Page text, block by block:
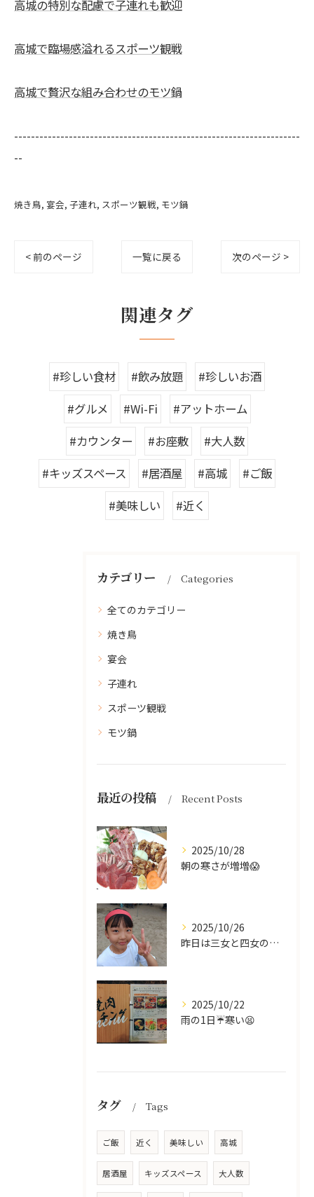
高城の特別な配慮で子連れも歓迎
高城で臨場感溢れるスポーツ観戦
高城で贅沢な組み合わせのモツ鍋
--------------------------------------------------------------------
--
焼き鳥 宴会 子連れ スポーツ観戦 モツ鍋
< 前のページ 一覧に戻る 次のページ >
関連タグ
#珍しい食材 #飲み放題
#珍しいお酒
#グルメ
#Wi-Fi
#アットホーム
#カウンター
#お座敷
#大人数
#キッズスペース
#居酒屋 #高城
#ご飯
#美味しい
#近く
カテゴリー Categories
全てのカテゴリー
焼き鳥
宴会
子連れ
スポーツ観戦
モツ鍋
最近の投稿 Recent Posts
2025/10/28
朝の寒さが増増😱
2025/10/26
昨日は三女と四女の運動会🥰
2025/10/22
雨の1日☔寒い😫
タグ Tags
ご飯 近く 美味しい 高城
居酒屋 キッズスペース 大人数